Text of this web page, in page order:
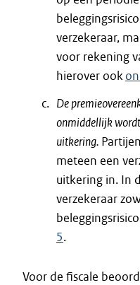
verzekeraar,
voor rekening
hierover ook
De
onmiddellijk wordt
uitkering.
meteen een
uitkering in. In
verzekeraar
5.
Voor de fiscale